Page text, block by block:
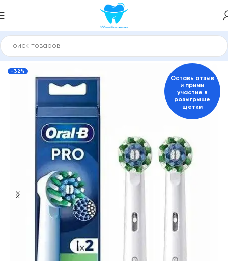
Главная Насадки для зубной щетки и ирригатора ORAL-B
-32%
Оставь отзыв
и прими
участие в
розыгрыше
щетки